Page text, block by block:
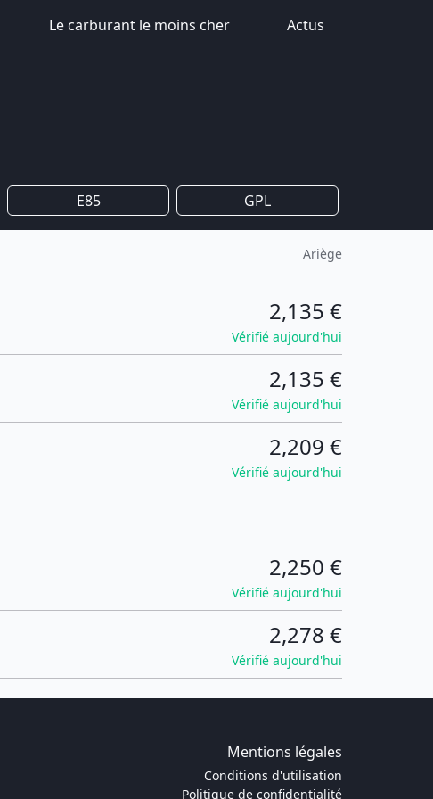
Le carburant le moins cher Actus
E85 GPL
Ariège
2,135 €
Vérifié aujourd'hui
2,135 €
Vérifié aujourd'hui
2,209 €
Vérifié aujourd'hui
2,250 €
Vérifié aujourd'hui
2,278 €
Vérifié aujourd'hui
Mentions légales
Conditions d'utilisation
Politique de confidentialité